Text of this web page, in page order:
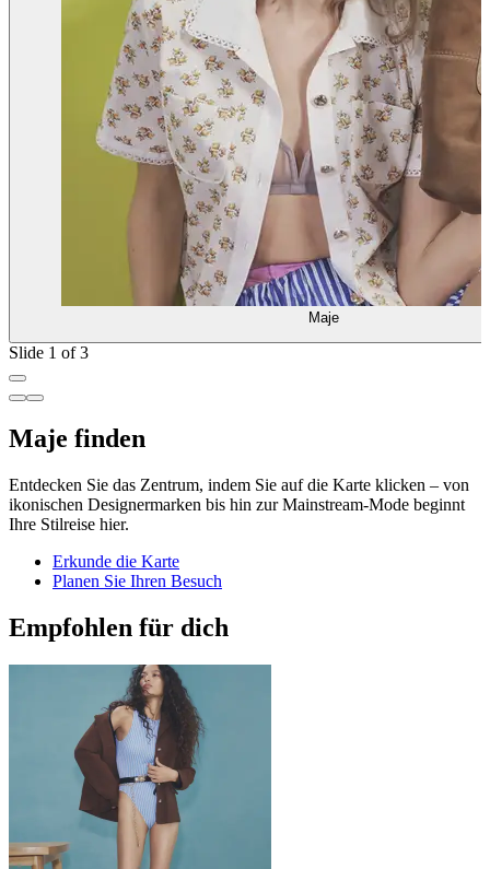
Maje
Slide 1 of 3
Maje finden
Entdecken Sie das Zentrum, indem Sie auf die Karte klicken – von
ikonischen Designermarken bis hin zur Mainstream-Mode beginnt
Ihre Stilreise hier.
Erkunde die Karte
Planen Sie Ihren Besuch
Empfohlen für dich